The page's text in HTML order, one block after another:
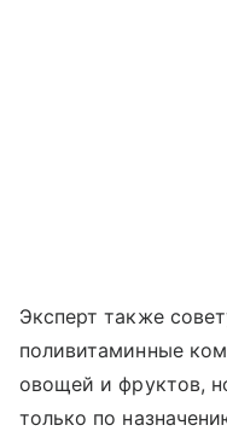
Эксперт также
поливитаминные
овощей и фруктов,
только по